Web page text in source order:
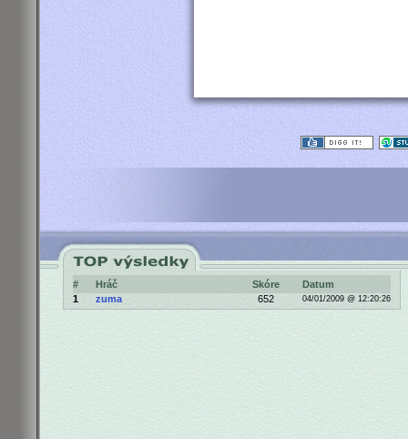
# Hráč Skóre
Datum
1
zuma 652 04/01/2009 @ 12:20:26